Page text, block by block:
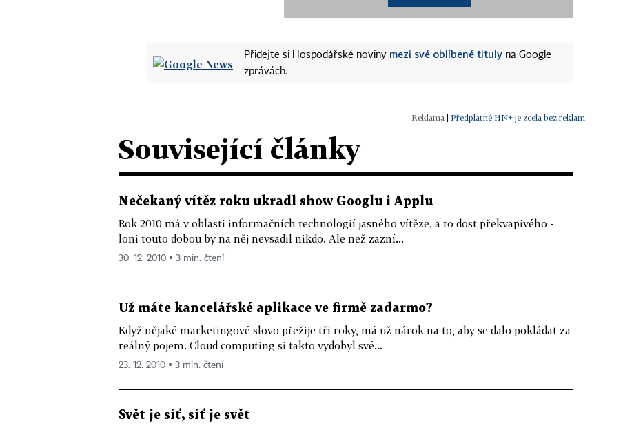
Přidejte si Hospodářské noviny mezi své oblíbené tituly na Google
zprávách.
Předplatné HN+ je zcela bez reklam.
Související články
Nečekaný vítěz roku ukradl show Googlu i Applu
Rok 2010 má v oblasti informačních technologií jasného vítěze, a to dost překvapivého -
loni touto dobou by na něj nevsadil nikdo. Ale než zazní...
30. 12. 2010 ▪ 3 min. čtení
Už máte kancelářské aplikace ve firmě zadarmo?
Když nějaké marketingové slovo přežije tři roky, má už nárok na to, aby se dalo pokládat za
reálný pojem. Cloud computing si takto vydobyl své...
23. 12. 2010 ▪ 3 min. čtení
Svět je síť, síť je svět